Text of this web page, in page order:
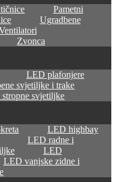
Pametni
Ugradbene
Zvonca
LED plafonjere
svjetiljke i trake
svjetiljke
LED highbay
LED radne i
LED
LED vanjske zidne i